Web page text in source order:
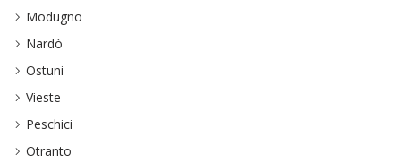
Modugno
Nardò
Ostuni
Vieste
Peschici
Otranto